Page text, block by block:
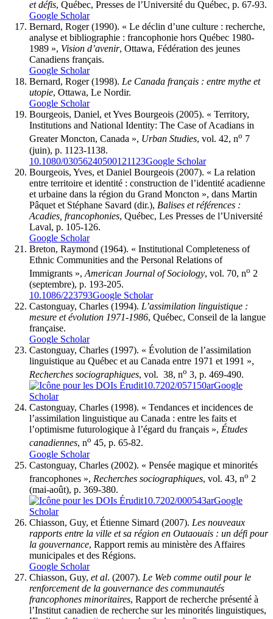
et défis, Québec, Presses de l’Université du Québec, p. 67-93.
Google Scholar
Bernard, Roger (1990). « Le déclin d’une culture : recherche,
analyse et bibliographie : francophonie hors Québec 1980-
1989 », Vision d’avenir, Ottawa, Fédération des jeunes
Canadiens français.
Google Scholar
Bernard, Roger (1998). Le Canada français : entre mythe et
utopie, Ottawa, Le Nordir.
Google Scholar
Bourgeois, Daniel, et Yves Bourgeois (2005). « Territory,
Institutions and National Identity: The Case of Acadians in
Greater Moncton, Canada », Urban Studies, vol. 42, no 7
(juin), p. 1123-1138.
10.1080/03056240500121123Google Scholar
Bourgeois, Yves, et Daniel Bourgeois (2007). « La relation
entre territoire et identité : construction de l’identité acadienne
et urbaine dans la région du Grand Moncton », dans Martin
Pâquet et Stéphane Savard (dir.), Balises et références :
Acadies, francophonies, Québec, Les Presses de l’Université
Laval, p. 105-126.
Google Scholar
Breton, Raymond (1964). « Institutional Completeness of
Ethnic Communities and the Personal Relations of
Immigrants », American Journal of Sociology, vol. 70, no 2
(septembre), p. 193-205.
10.1086/223793Google Scholar
Castonguay, Charles (1994). L’assimilation linguistique :
mesure et évolution 1971-1986, Québec, Conseil de la langue
française.
Google Scholar
Castonguay, Charles (1997). « Évolution de l’assimilation
linguistique au Québec et au Canada entre 1971 et 1991 »,
Recherches sociographiques, vol. 38, no 3, p. 469-490.
10.7202/057150arGoogle
Scholar
Castonguay, Charles (1998). « Tendances et incidences de
l’assimilation linguistique au Canada : entre les faits et
l’optimisme futurologique à l’égard du français », Études
canadiennes, no 45, p. 65-82.
Google Scholar
Castonguay, Charles (2002). « Pensée magique et minorités
francophones », Recherches sociographiques, vol. 43, no 2
(mai-août), p. 369-380.
10.7202/000543arGoogle
Scholar
Chiasson, Guy, et Étienne Simard (2007). Les nouveaux
rapports entre la ville et sa région en Outaouais : un défi pour
la gouvernance, Rapport remis au ministère des Affaires
municipales et des Régions.
Google Scholar
Chiasson, Guy, et al. (2007). Le Web comme outil pour le
renforcement de la gouvernance des communautés
francophones minoritaires, Rapport de recherche présenté à
l’Institut canadien de recherche sur les minorités linguistiques,